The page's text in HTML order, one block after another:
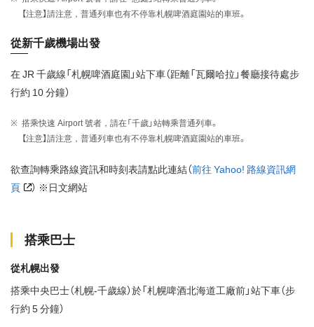
【注意】請注意，普通列車也有不停靠札幌啤酒庭園站的車班。
從新千歲機場出發
在 JR 千歲線「札幌啤酒庭園」站下車（距離「瓦爾哈拉」餐廳接待處步
行約 10 分鐘）
搭乘快速 Airport 號者，請在「千歲」站轉乘普通列車。
【注意】請注意，普通列車也有不停靠札幌啤酒庭園站的車班。
欲查詢轉乘路線資訊和時刻表請點此連結（前往 Yahoo! 路線資訊網
頁
） ※日文網站
搭乘巴士
從札幌出發
搭乘中央巴士（札幌-千歲線）於「札幌啤酒北海道工廠前」站下車（步
行約 5 分鐘）